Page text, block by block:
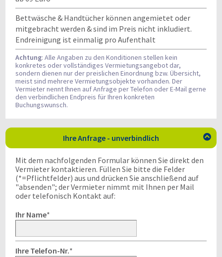
Bettwäsche & Handtücher können angemietet oder
mitgebracht werden & sind im Preis nicht inkludiert.
Endreinigung ist einmalig pro Aufenthalt
Achtung: Alle Angaben zu den Konditionen stellen kein
konkretes oder vollständiges Vermietungsangebot dar,
sondern dienen nur der preislichen Einordnung bzw. Übersicht,
meist sind mehrere Vermietungsobjekte vorhanden. Der
Vermieter nennt Ihnen auf Anfrage per Telefon oder E-Mail gerne
den verbindlichen Endpreis für Ihren konkreten
Buchungswunsch.
Ihre Anfrage - unverbindlich 
Mit dem nachfolgenden Formular können Sie direkt den
Vermieter kontaktieren. Füllen Sie bitte die Felder
(*=Pflichtfelder) aus und drücken Sie anschließend auf
"absenden"; der Vermieter nimmt mit Ihnen per Mail
oder telefonisch Kontakt auf:
Ihr Name*
Ihre Telefon-Nr.*